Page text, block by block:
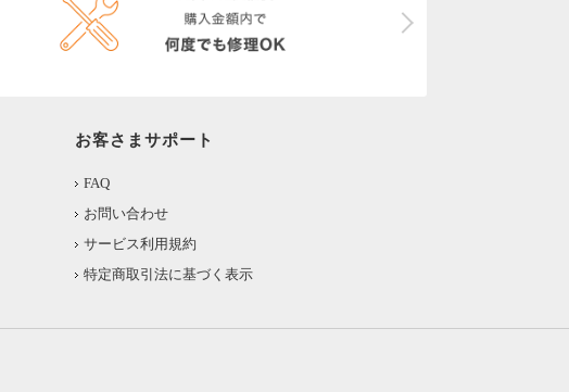
お客さまサポート
FAQ
お問い合わせ
サービス利用規約
特定商取引法に基づく表示